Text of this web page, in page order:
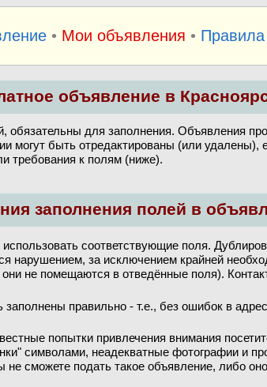
• Мои объявления • Правила
объявление в
обязательны для заполнения. Объявления
могут быть отредактированы (или удалены),
требования к полям (ниже).
заполнения полей в
соответствующие поля.
нарушением, за исключением крайней
не помещаются в отведённые поля).
правильно - т.е., без ошибок в
попытки привлечения внимания
символами, неадекватные фотографии и
сможете подать такое объявление, либо